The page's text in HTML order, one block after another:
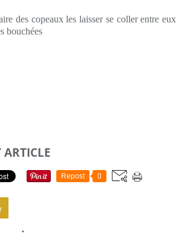
des copeaux les laisser se coller entre eux
bouchées
ARTICLE
Repost 0